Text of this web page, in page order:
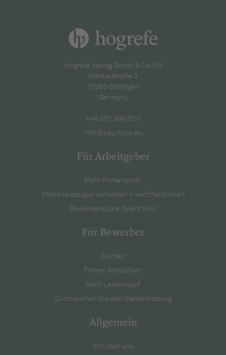
Hogrefe Verlag GmbH & Co. KG
Merkelstraße 3
37085 Göttingen
Germany
+49 551 999 50 0
info@psychjob.eu
Für Arbeitgeber
Mein Firmenprofil
Stellenanzeigen verwalten + veröffentlichen
Bewerbersuche Talent Pool
Für Bewerber
Suchen
Firmen entdecken
Mein Lebenslauf
Durchsuchen Sie den Stellenkatalog
Allgemein
Wir über uns